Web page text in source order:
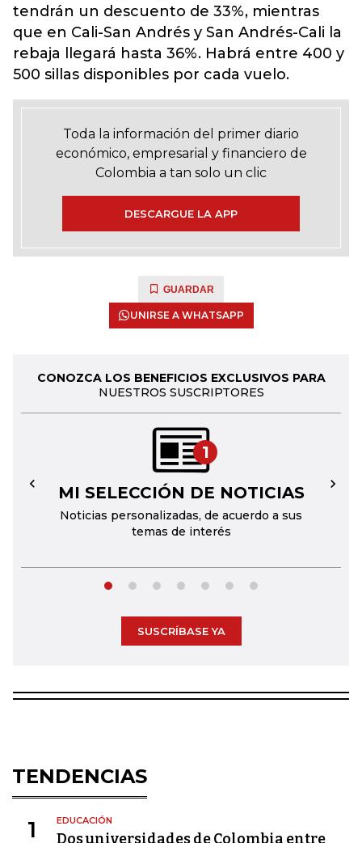
tendrán un descuento de 33%, mientras
que en Cali-San Andrés y San Andrés-Cali la
rebaja llegará hasta 36%. Habrá entre 400 y
500 sillas disponibles por cada vuelo.
Toda la información del primer diario
económico, empresarial y financiero de
Colombia a tan solo un clic
DESCARGUE LA APP
GUARDAR
UNIRSE A WHATSAPP
CONOZCA LOS BENEFICIOS EXCLUSIVOS PARA
NUESTROS SUSCRIPTORES
1
MI SELECCIÓN DE NOTICIAS
Noticias personalizadas, de acuerdo a sus
temas de interés
← →
SUSCRÍBASE YA
TENDENCIAS
1 EDUCACIÓN
Dos universidades de Colombia entre